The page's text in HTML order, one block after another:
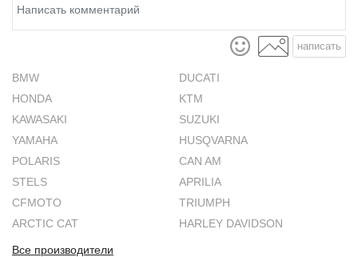
написать
BMW
DUCATI
HONDA
KTM
KAWASAKI
SUZUKI
YAMAHA
HUSQVARNA
POLARIS
CAN AM
STELS
APRILIA
CFMOTO
TRIUMPH
ARCTIC CAT
HARLEY DAVIDSON
Все производители